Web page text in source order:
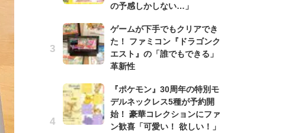
の予感しかしない…」
ゲームが下手でもクリアでき
た！ ファミコン『ドラゴンク
エスト』の「誰でもできる」
革新性
『ポケモン』30周年の特別モ
デルネックレス5種が予約開
始！ 豪華コレクションにファ
ン歓喜「可愛い！ 欲しい！」